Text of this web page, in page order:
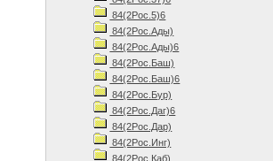
84(2Рос.5)6
84(2Рос.Ады)
84(2Рос.Ады)6
84(2Рос.Баш)
84(2Рос.Баш)6
84(2Рос.Бур)
84(2Рос.Даг)6
84(2Рос.Дар)
84(2Рос.Инг)
84(2Рос.Каб)